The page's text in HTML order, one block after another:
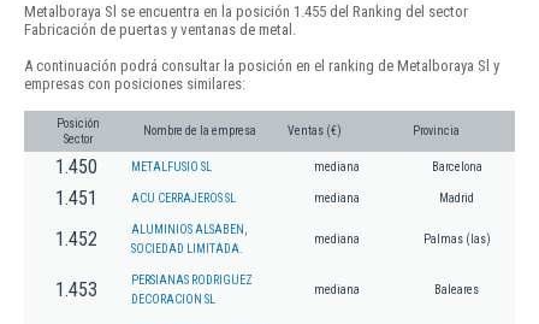
Metalboraya Sl se encuentra en la posición 1.455 del Ranking del sector
Fabricación de puertas y ventanas de metal.
A continuación podrá consultar la posición en el ranking de Metalboraya Sl y
empresas con posiciones similares:
Posición
Sector
Nombre de la empresa Ventas (€) Provincia
1.450 METALFUSIO SL mediana Barcelona
1.451 ACU CERRAJEROS SL mediana Madrid
1.452
ALUMINIOS ALSABEN,
SOCIEDAD LIMITADA.
mediana Palmas (las)
1.453
PERSIANAS RODRIGUEZ
DECORACION SL
mediana Baleares